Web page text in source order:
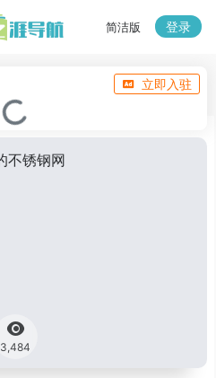
简洁版 登录
立即入驻
3,484